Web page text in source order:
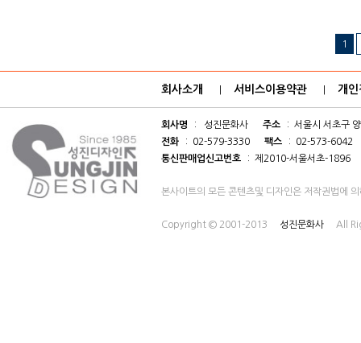
1
회사소개 서비스이용약관 개인
회사명 : 성진문화사 주소
: 서울시 서초구
전화
: 02-579-3330 팩스
: 02-573-6042
통신판매업신고번호
: 제2010-서울서초-1896
본사이트의 모든 콘텐츠및 디자인은 저작권법에
Copyright © 2001-2013 성진문화사 All